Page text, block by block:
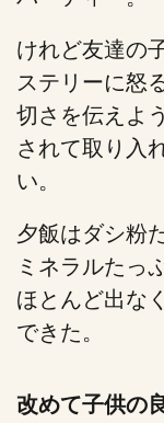
けれど友達の
ステリーに怒
切さを伝えよ
されて取り入
い。
夕飯はダシ粉
ミネラルたっ
ほとんど出な
できた。
改めて子供の